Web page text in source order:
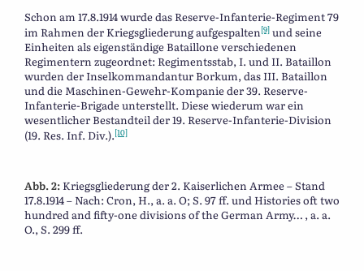
Schon am 17.8.1914 wurde das Reserve-Infanterie-Regiment 79
im Rahmen der Kriegsgliederung aufgespalten[9] und seine
Einheiten als eigenständige Bataillone verschiedenen
Regimentern zugeordnet: Regimentsstab, I. und II. Bataillon
wurden der Inselkommandantur Borkum, das III. Bataillon
und die Maschinen-Gewehr-Kompanie der 39. Reserve-
Infanterie-Brigade unterstellt. Diese wiederum war ein
wesentlicher Bestandteil der 19. Reserve-Infanterie-Division
(19. Res. Inf. Div.).[10]
Abb. 2:Kriegsgliederung der 2. Kaiserlichen Armee – Stand
17.8.1914 – Nach: Cron, H., a. a. O; S. 97 ff. und Histories oft two
hundred and fifty-one divisions of the German Army… , a. a.
O., S. 299 ff.